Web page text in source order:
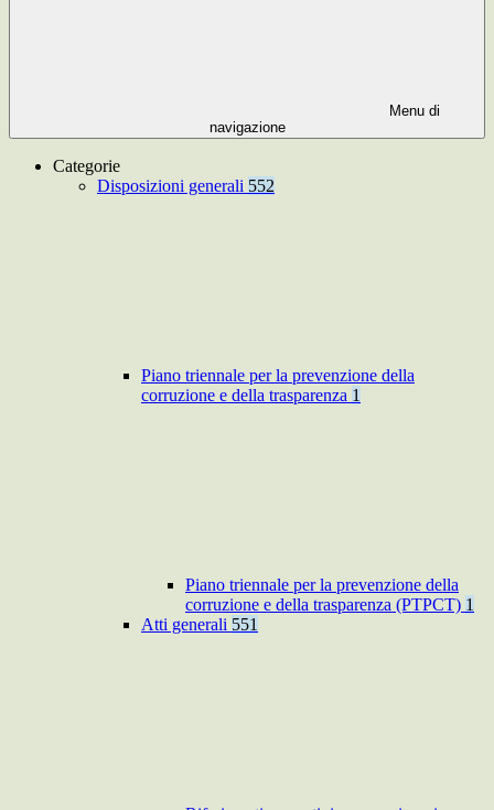
Menu di
navigazione
Categorie
Disposizioni generali 552
Piano triennale per la prevenzione della
corruzione e della trasparenza 1
Piano triennale per la prevenzione della
corruzione e della trasparenza (PTPCT) 1
Atti generali 551